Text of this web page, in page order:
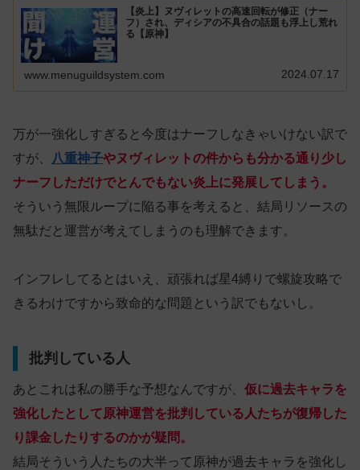
【炎上】ヌヴィレットの高速回転が修正（ナー
フ）され、ディシアの不具合の話題も浮上し荒れ
る【原神】
www.menuguildsystem.com 2024.07.17
万が一強化しすぎると今度はナーフしなきゃいけない訳で
すが、
八重神子やヌヴィレットの件からも分かる通り少し
ナーフしただけでとんでもない炎上に発展してしまう。
そういう無限ループに陥る事を考えると、結局リソースの
無駄だと運営が考えてしまうのも理解できます。
インフレしてるとはいえ、頑張れば星4縛りで螺旋攻略で
きるわけですから致命的な問題という訳でもないし。
批判している人
あとこれは私の勝手な予想なんですが、 仮に過去キャラを
強化したとして原神運営を批判している人たちが復帰した
り課金したりするのかが疑問。
結局そういう人たちの大半って原神が過去キャラを強化し